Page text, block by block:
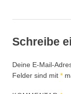
Schreibe
Deine E-Mail-
Felder sind mit *